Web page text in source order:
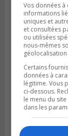
VIEUX-LONGUEUIL
Publié le 31
Le RTL
transport
Vos données
informations
uniques et
et consultées
ou utilisées
nous-mêmes
Certains
données à
légitime. Vous
ci-dessous.
le menu du
dans les